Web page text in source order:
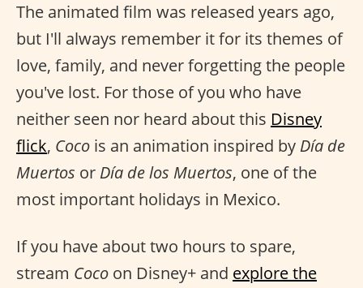
The animated film was released years ago,
but I'll always remember it for its themes of
love, family, and never forgetting the people
you've lost. For those of you who have
neither seen nor heard about this Disney
flick, Coco is an animation inspired by Día de
Muertos or Día de los Muertos, one of the
most important holidays in Mexico.
If you have about two hours to spare,
stream Coco on Disney+ and explore the